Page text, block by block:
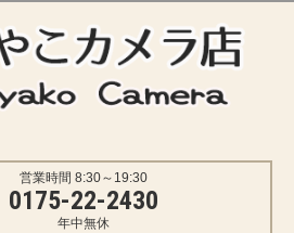
営業時間 8:30～19:30
0175-22-2430
年中無休